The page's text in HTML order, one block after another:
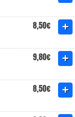
8,50€
9,80€
8,50€